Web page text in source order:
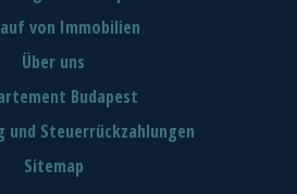
von Immobilien
Über uns
Budapest
und Steuerrückzahlungen
Sitemap